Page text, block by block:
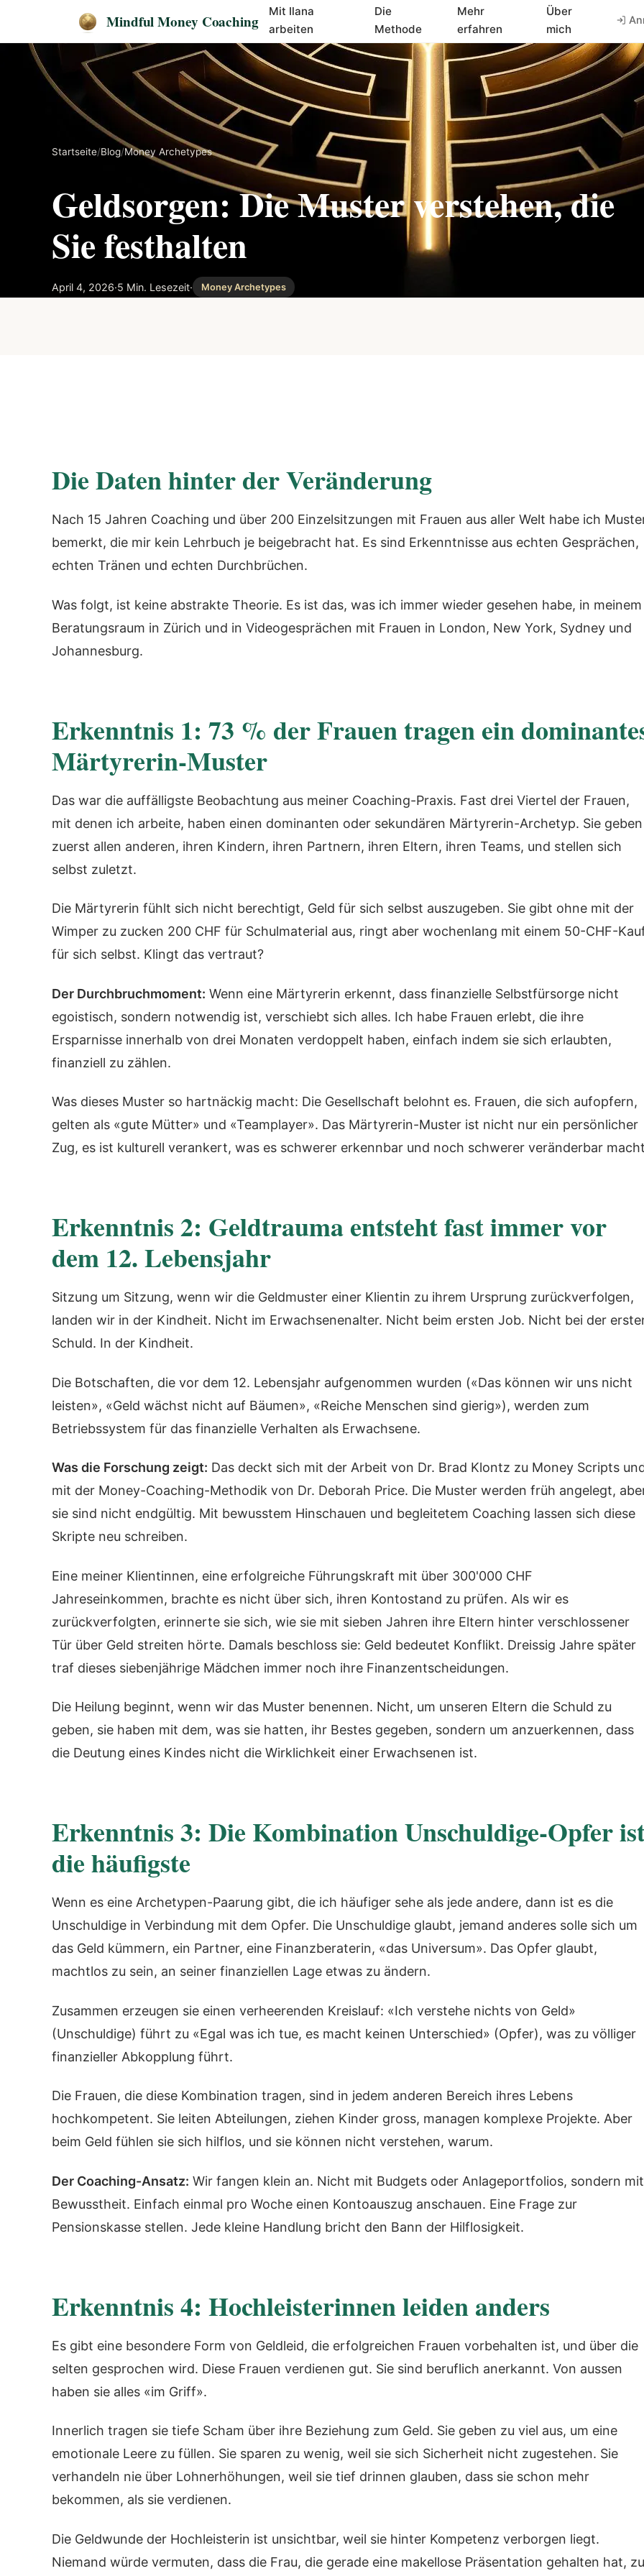
Mindful Money Coaching
Mit Ilana
arbeiten
Die
Methode
Mehr
erfahren
Über
mich
Startseite/Blog/Money Archetypes
Geldsorgen: Die Muster verstehen, die
Sie festhalten
April 4, 2026·5 Min. Lesezeit· Money Archetypes
Die Daten hinter der Veränderung
Nach 15 Jahren Coaching und über 200 Einzelsitzungen mit Frauen aus aller Welt habe ich
bemerkt, die mir kein Lehrbuch je beigebracht hat. Es sind Erkenntnisse aus echten Gesprächen,
echten Tränen und echten Durchbrüchen.
Was folgt, ist keine abstrakte Theorie. Es ist das, was ich immer wieder gesehen habe, in meinem
Beratungsraum in Zürich und in Videogesprächen mit Frauen in London, New York, Sydney und
Johannesburg.
Erkenntnis 1: 73 % der Frauen tragen ein
Märtyrerin-Muster
Das war die auffälligste Beobachtung aus meiner Coaching-Praxis. Fast drei Viertel der Frauen,
mit denen ich arbeite, haben einen dominanten oder sekundären Märtyrerin-Archetyp. Sie geben
zuerst allen anderen, ihren Kindern, ihren Partnern, ihren Eltern, ihren Teams, und stellen sich
selbst zuletzt.
Die Märtyrerin fühlt sich nicht berechtigt, Geld für sich selbst auszugeben. Sie gibt ohne mit der
Wimper zu zucken 200 CHF für Schulmaterial aus, ringt aber wochenlang mit einem 50-CHF-
für sich selbst. Klingt das vertraut?
Der Durchbruchmoment: Wenn eine Märtyrerin erkennt, dass finanzielle Selbstfürsorge nicht
egoistisch, sondern notwendig ist, verschiebt sich alles. Ich habe Frauen erlebt, die ihre
Ersparnisse innerhalb von drei Monaten verdoppelt haben, einfach indem sie sich erlaubten,
finanziell zu zählen.
Was dieses Muster so hartnäckig macht: Die Gesellschaft belohnt es. Frauen, die sich aufopfern,
gelten als «gute Mütter» und «Teamplayer». Das Märtyrerin-Muster ist nicht nur ein persönlicher
Zug, es ist kulturell verankert, was es schwerer erkennbar und noch schwerer veränderbar
Erkenntnis 2: Geldtrauma entsteht fast immer vor
dem 12. Lebensjahr
Sitzung um Sitzung, wenn wir die Geldmuster einer Klientin zu ihrem Ursprung zurückverfolgen,
landen wir in der Kindheit. Nicht im Erwachsenenalter. Nicht beim ersten Job. Nicht bei der
Schuld. In der Kindheit.
Die Botschaften, die vor dem 12. Lebensjahr aufgenommen wurden («Das können wir uns nicht
leisten», «Geld wächst nicht auf Bäumen», «Reiche Menschen sind gierig»), werden zum
Betriebssystem für das finanzielle Verhalten als Erwachsene.
Was die Forschung zeigt: Das deckt sich mit der Arbeit von Dr. Brad Klontz zu Money Scripts
mit der Money-Coaching-Methodik von Dr. Deborah Price. Die Muster werden früh angelegt,
sie sind nicht endgültig. Mit bewusstem Hinschauen und begleitetem Coaching lassen sich diese
Skripte neu schreiben.
Eine meiner Klientinnen, eine erfolgreiche Führungskraft mit über 300'000 CHF
Jahreseinkommen, brachte es nicht über sich, ihren Kontostand zu prüfen. Als wir es
zurückverfolgten, erinnerte sie sich, wie sie mit sieben Jahren ihre Eltern hinter verschlossener
Tür über Geld streiten hörte. Damals beschloss sie: Geld bedeutet Konflikt. Dreissig Jahre später
traf dieses siebenjährige Mädchen immer noch ihre Finanzentscheidungen.
Die Heilung beginnt, wenn wir das Muster benennen. Nicht, um unseren Eltern die Schuld zu
geben, sie haben mit dem, was sie hatten, ihr Bestes gegeben, sondern um anzuerkennen, dass
die Deutung eines Kindes nicht die Wirklichkeit einer Erwachsenen ist.
Erkenntnis 3: Die Kombination Unschuldige-Opfer
die häufigste
Wenn es eine Archetypen-Paarung gibt, die ich häufiger sehe als jede andere, dann ist es die
Unschuldige in Verbindung mit dem Opfer. Die Unschuldige glaubt, jemand anderes solle sich um
das Geld kümmern, ein Partner, eine Finanzberaterin, «das Universum». Das Opfer glaubt,
machtlos zu sein, an seiner finanziellen Lage etwas zu ändern.
Zusammen erzeugen sie einen verheerenden Kreislauf: «Ich verstehe nichts von Geld»
(Unschuldige) führt zu «Egal was ich tue, es macht keinen Unterschied» (Opfer), was zu völliger
finanzieller Abkopplung führt.
Die Frauen, die diese Kombination tragen, sind in jedem anderen Bereich ihres Lebens
hochkompetent. Sie leiten Abteilungen, ziehen Kinder gross, managen komplexe Projekte. Aber
beim Geld fühlen sie sich hilflos, und sie können nicht verstehen, warum.
Der Coaching-Ansatz: Wir fangen klein an. Nicht mit Budgets oder Anlageportfolios, sondern mit
Bewusstheit. Einfach einmal pro Woche einen Kontoauszug anschauen. Eine Frage zur
Pensionskasse stellen. Jede kleine Handlung bricht den Bann der Hilflosigkeit.
Erkenntnis 4: Hochleisterinnen leiden anders
Es gibt eine besondere Form von Geldleid, die erfolgreichen Frauen vorbehalten ist, und über die
selten gesprochen wird. Diese Frauen verdienen gut. Sie sind beruflich anerkannt. Von aussen
haben sie alles «im Griff».
Innerlich tragen sie tiefe Scham über ihre Beziehung zum Geld. Sie geben zu viel aus, um eine
emotionale Leere zu füllen. Sie sparen zu wenig, weil sie sich Sicherheit nicht zugestehen. Sie
verhandeln nie über Lohnerhöhungen, weil sie tief drinnen glauben, dass sie schon mehr
bekommen, als sie verdienen.
Die Geldwunde der Hochleisterin ist unsichtbar, weil sie hinter Kompetenz verborgen liegt.
Niemand würde vermuten, dass die Frau, die gerade eine makellose Präsentation gehalten hat, zu